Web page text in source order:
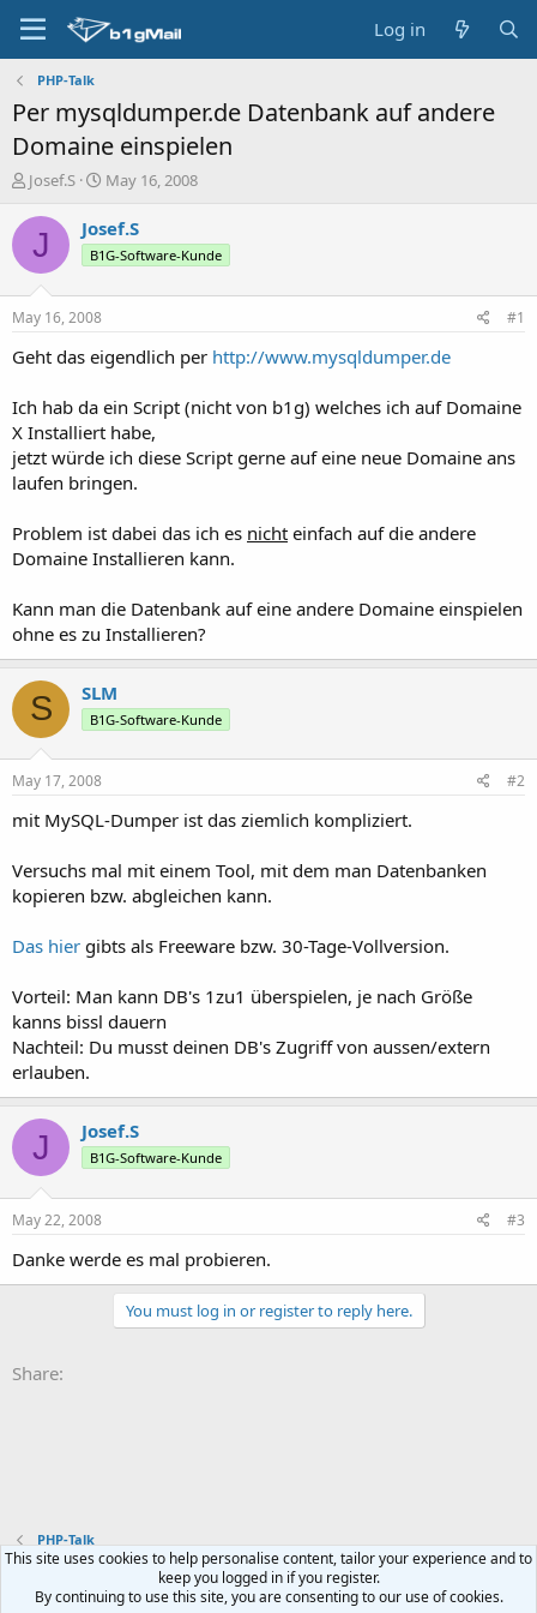
Log in
PHP-Talk
Per mysqldumper.de Datenbank auf andere
Domaine einspielen
T
r
a
t
a
e
r
Josef.S
S
a
r
t
e
May 16, 2008
J Josef.S
B1G-Software-Kunde
May 16, 2008 #1
Geht das eigendlich per http://www.mysqldumper.de
Ich hab da ein Script (nicht von b1g) welches ich auf Domaine
X Installiert habe,
jetzt würde ich diese Script gerne auf eine neue Domaine ans
laufen bringen.
Problem ist dabei das ich es nicht einfach auf die andere
Domaine Installieren kann.
Kann man die Datenbank auf eine andere Domaine einspielen
ohne es zu Installieren?
S SLM
B1G-Software-Kunde
May 17, 2008 #2
mit MySQL-Dumper ist das ziemlich kompliziert.
Versuchs mal mit einem Tool, mit dem man Datenbanken
kopieren bzw. abgleichen kann.
Das hier gibts als Freeware bzw. 30-Tage-Vollversion.
Vorteil: Man kann DB's 1zu1 überspielen, je nach Größe
kanns bissl dauern
Nachteil: Du musst deinen DB's Zugriff von aussen/extern
erlauben.
J Josef.S
B1G-Software-Kunde
May 22, 2008 #3
Danke werde es mal probieren.
You must log in or register to reply here.
Share:
PHP-Talk
Contact us Terms and rules Privacy policy Help Home
R
S
This site uses cookies to help personalise content, tailor your experience and to
keep you logged in if you register.
By continuing to use this site, you are consenting to our use of cookies.